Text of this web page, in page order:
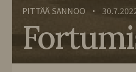
PITTÄÄ SANNOO •